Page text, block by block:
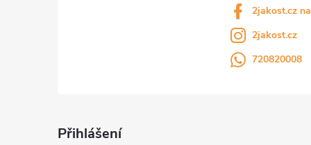
2jakost.cz
2jakost.cz
720820008
Přihlášení